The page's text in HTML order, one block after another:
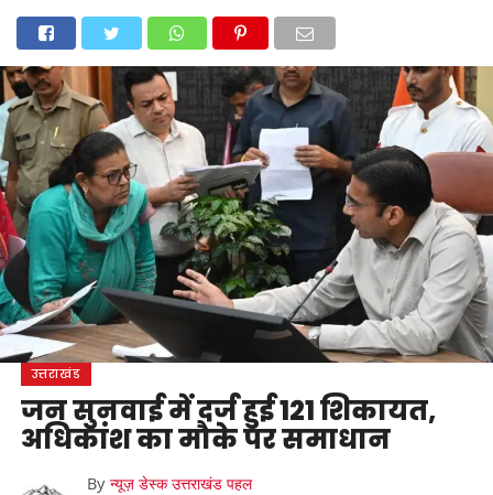
उत्तराखंडअल्मोड़ा उत्तरकाशी उधम सिंह नगरचंपावतचमोली
टिहरी गढ़वाल
देहरादूननैनीताल पिथौरागढ़पौड़ी गढ़वालबागेश्वररुद्रप्रयाग हरिद्वारदेश दुनिया
मनोरंजन
उत्तराखंड
जन सुनवाई में दर्ज हुई 121 शिकायत,
अधिकांश का मौके पर समाधान
By न्यूज़ डेस्क उत्तराखंड पहल